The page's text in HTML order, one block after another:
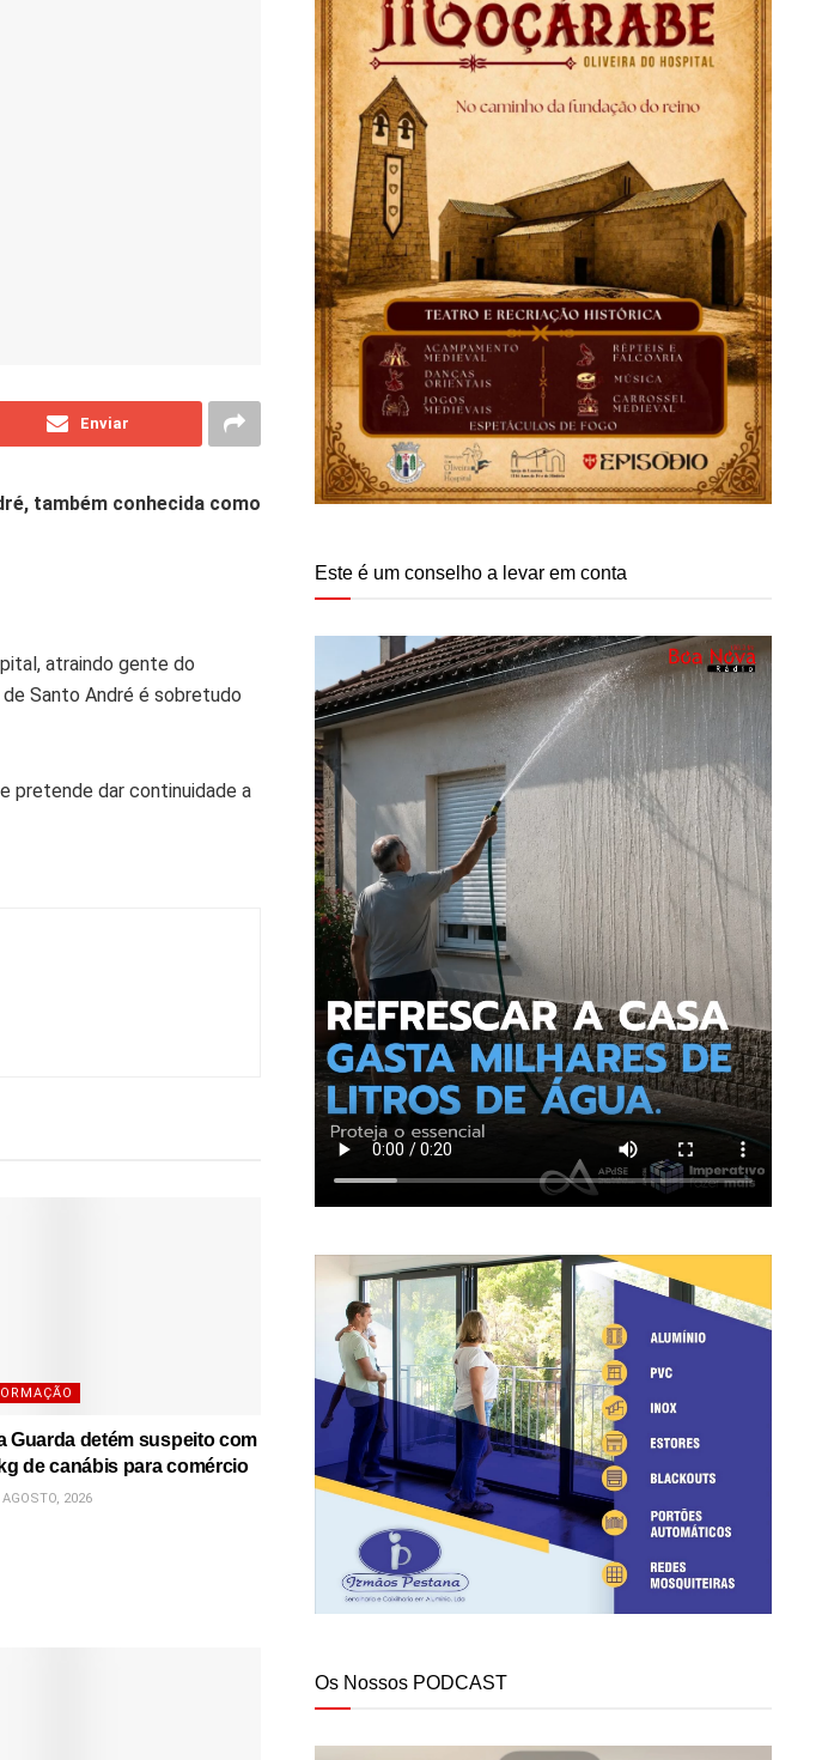
Enviar
também conhecida como
atraindo gente do
Santo André é sobretudo
pretende dar continuidade a
Guarda detém suspeito com
de canábis para comércio
2026
Este é um conselho a levar em conta
Os Nossos PODCAST